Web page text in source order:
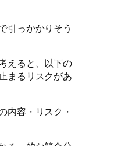
引っかかりそう
えると、以下の
まるリスクがあ
内容・リスク・